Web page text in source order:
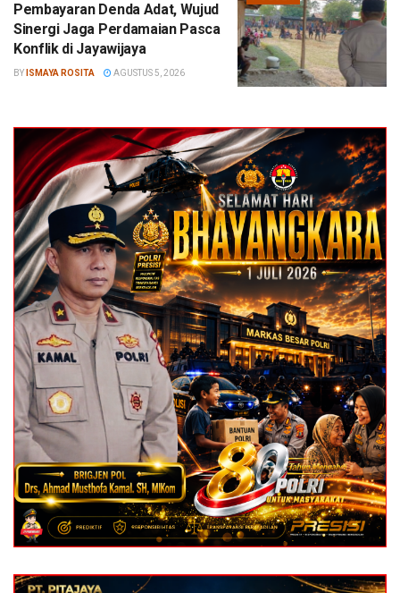
Pembayaran Denda Adat, Wujud
Sinergi Jaga Perdamaian Pasca
Konflik di Jayawijaya
BY ISMAYA ROSITA AGUSTUS 5, 2026